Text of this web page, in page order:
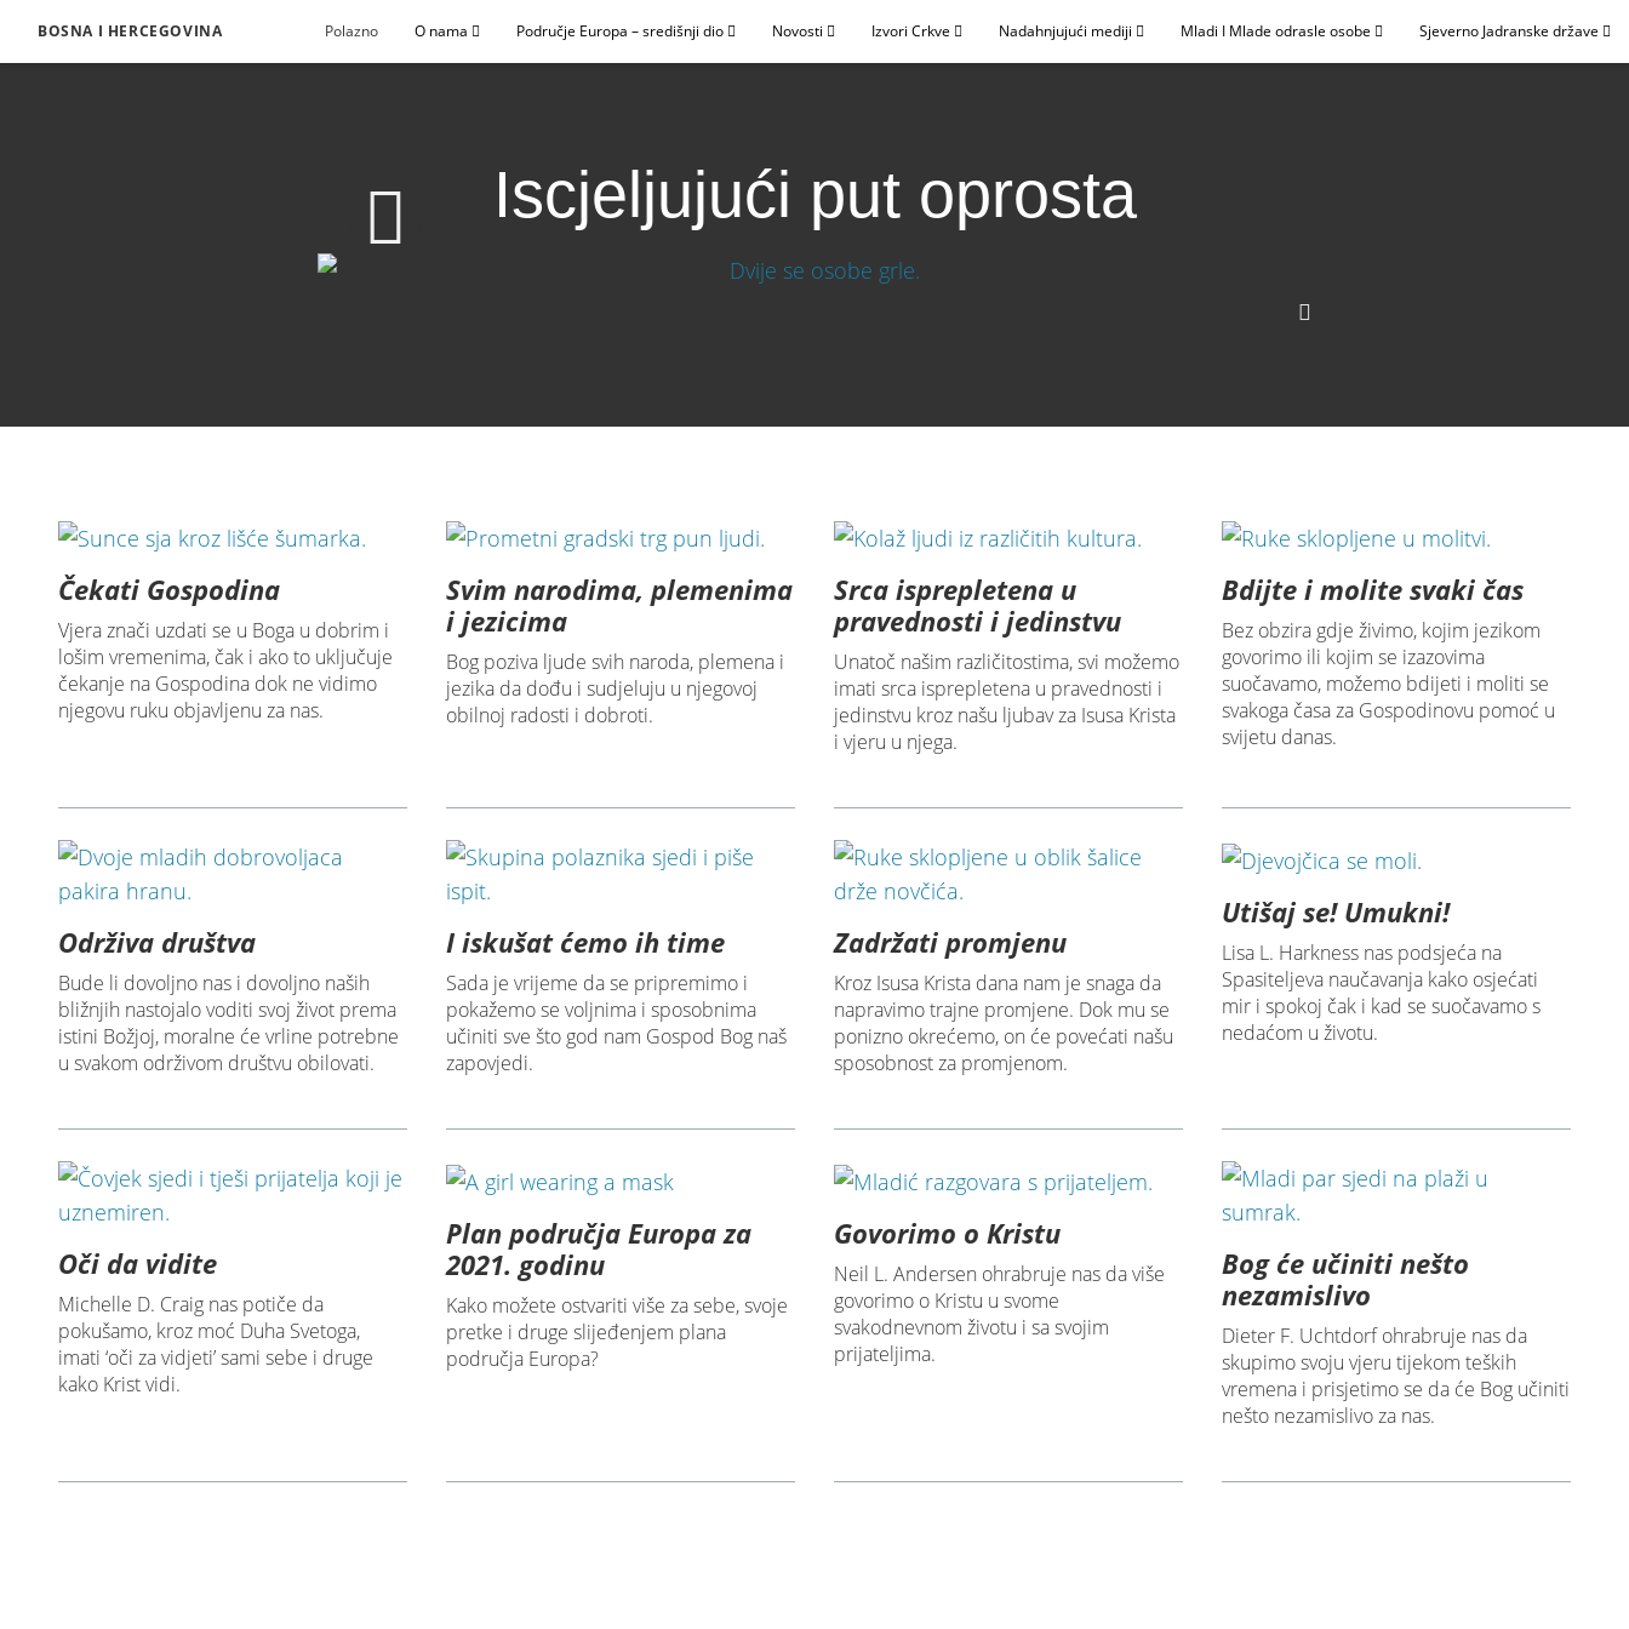
BOSNA I HERCEGOVINA Polazno O nama Područje Europa – središnji dio Novosti Izvori Crkve Nadahnjujući mediji Mladi I Mlade odrasle osobe Sjeverno Jadranske države
Iscjeljujući put oprosta
Čekati Gospodina
Vjera znači uzdati se u Boga u dobrim i
lošim vremenima, čak i ako to uključuje
čekanje na Gospodina dok ne vidimo
njegovu ruku objavljenu za nas.
Svim narodima, plemenima
i jezicima
Bog poziva ljude svih naroda, plemena i
jezika da dođu i sudjeluju u njegovoj
obilnoj radosti i dobroti.
Srca isprepletena u
pravednosti i jedinstvu
Unatoč našim različitostima, svi možemo
imati srca isprepletena u pravednosti i
jedinstvu kroz našu ljubav za Isusa Krista
i vjeru u njega.
Bdijte i molite svaki čas
Bez obzira gdje živimo, kojim jezikom
govorimo ili kojim se izazovima
suočavamo, možemo bdijeti i moliti se
svakoga časa za Gospodinovu pomoć u
svijetu danas.
Održiva društva
Bude li dovoljno nas i dovoljno naših
bližnjih nastojalo voditi svoj život prema
istini Božjoj, moralne će vrline potrebne
u svakom održivom društvu obilovati.
I iskušat ćemo ih time
Sada je vrijeme da se pripremimo i
pokažemo se voljnima i sposobnima
učiniti sve što god nam Gospod Bog naš
zapovjedi.
Zadržati promjenu
Kroz Isusa Krista dana nam je snaga da
napravimo trajne promjene. Dok mu se
ponizno okrećemo, on će povećati našu
sposobnost za promjenom.
Utišaj se! Umukni!
Lisa L. Harkness nas podsjeća na
Spasiteljeva naučavanja kako osjećati
mir i spokoj čak i kad se suočavamo s
nedaćom u životu.
Oči da vidite
Michelle D. Craig nas potiče da
pokušamo, kroz moć Duha Svetoga,
imati ‘oči za vidjeti’ sami sebe i druge
kako Krist vidi.
Plan područja Europa za
2021. godinu
Kako možete ostvariti više za sebe, svoje
pretke i druge slijeđenjem plana
područja Europa?
Govorimo o Kristu
Neil L. Andersen ohrabruje nas da više
govorimo o Kristu u svome
svakodnevnom životu i sa svojim
prijateljima.
Bog će učiniti nešto
nezamislivo
Dieter F. Uchtdorf ohrabruje nas da
skupimo svoju vjeru tijekom teških
vremena i prisjetimo se da će Bog učiniti
nešto nezamislivo za nas.